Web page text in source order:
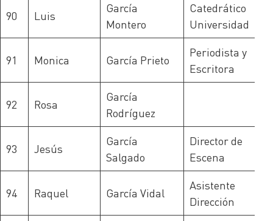
90 Luis
García
Montero
Catedrático
Universidad
91 Monica García Prieto
Periodista y
Escritora
92 Rosa
García
Rodríguez
93 Jesús
García
Salgado
Director de
Escena
94 Raquel García Vidal
Asistente
Dirección